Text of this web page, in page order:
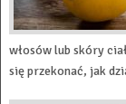
włosów lub skóry
się przekonać, jak